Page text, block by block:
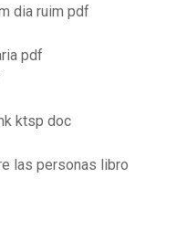
dia ruim pdf
pdf
ktsp doc
las personas libro